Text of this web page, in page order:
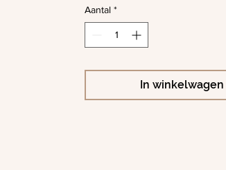
Aantal *
In winkelwagen